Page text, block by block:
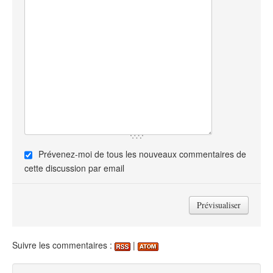
Prévenez-moi de tous les nouveaux commentaires de
cette discussion par email
Suivre les commentaires : |